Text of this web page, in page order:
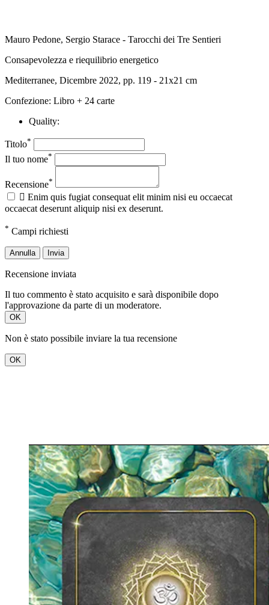
Mauro Pedone, Sergio Starace - Tarocchi dei Tre Sentieri
Consapevolezza e riequilibrio energetico
Mediterranee, Dicembre 2022, pp. 119 - 21x21 cm
Confezione: Libro + 24 carte
Quality:
Titolo*
Il tuo nome*
Recensione*
 Enim quis fugiat consequat elit minim nisi eu occaecat
occaecat deserunt aliquip nisi ex deserunt.
* Campi richiesti
Annulla Invia
Recensione inviata
Il tuo commento è stato acquisito e sarà disponibile dopo
l'approvazione da parte di un moderatore.
OK
Non è stato possibile inviare la tua recensione
OK